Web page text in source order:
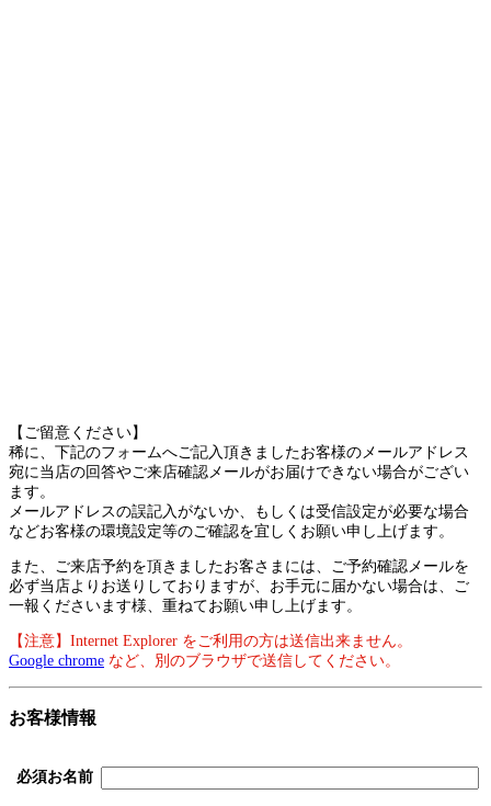
【ご留意ください】
稀に、下記のフォームへご記入頂きましたお客様のメールアドレス
宛に当店の回答やご来店確認メールがお届けできない場合がござい
ます。
メールアドレスの誤記入がないか、もしくは受信設定が必要な場合
などお客様の環境設定等のご確認を宜しくお願い申し上げます。
また、ご来店予約を頂きましたお客さまには、ご予約確認メールを
必ず当店よりお送りしておりますが、お手元に届かない場合は、ご
一報くださいます様、重ねてお願い申し上げます。
【注意】Internet Explorer をご利用の方は送信出来ません。
Google chrome など、別のブラウザで送信してください。
お客様情報
必須お名前